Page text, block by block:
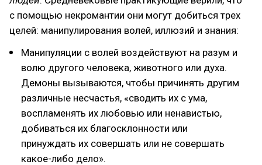
с помощью некромантии они могут добиться трех
целей: манипулирования волей, иллюзий и знания:
Манипуляции с волей воздействуют на разум и
волю другого человека, животного или духа.
Демоны вызываются, чтобы причинять другим
различные несчастья, «сводить их с ума,
воспламенять их любовью или ненавистью,
добиваться их благосклонности или
принуждать их совершать или не совершать
какое-либо дело».